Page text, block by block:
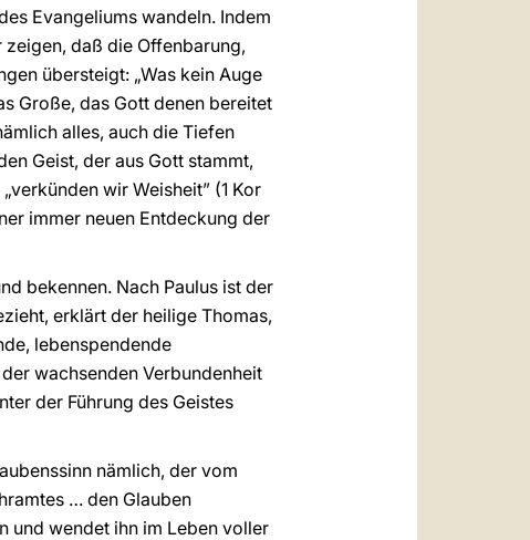
Evangeliums wandeln. Indem
zeigen, daß die Offenbarung,
übersteigt: „Was kein Auge
Große, das Gott denen bereitet
alles, auch die Tiefen
Geist, der aus Gott stammt,
wir Weisheit” (1 Kor
immer neuen Entdeckung der
bekennen. Nach Paulus ist der
erklärt der heilige Thomas,
lebenspendende
wachsenden Verbundenheit
der Führung des Geistes
nämlich, der vom
… den Glauben
und wendet ihn im Leben voller